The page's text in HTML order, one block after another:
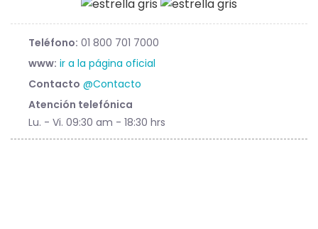
Teléfono: 01 800 701 7000
www: ir a la página oficial
Contacto @Contacto
Atención telefónica
Lu. - Vi. 09:30 am - 18:30 hrs